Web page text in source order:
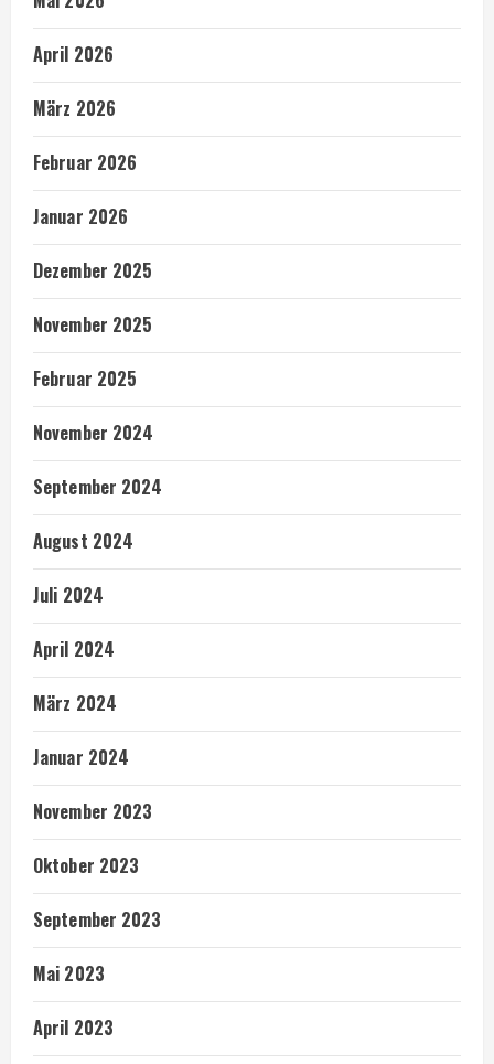
April 2026
März 2026
Februar 2026
Januar 2026
Dezember 2025
November 2025
Februar 2025
November 2024
September 2024
August 2024
Juli 2024
April 2024
März 2024
Januar 2024
November 2023
Oktober 2023
September 2023
Mai 2023
April 2023